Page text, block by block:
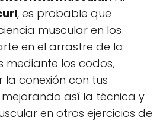
, es probable que
muscular en los
en el arrastre de la
los codos,
conexión con tus
así la técnica y
en otros ejercicios de